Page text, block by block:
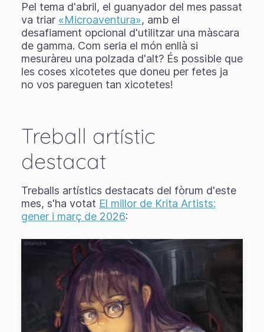
Pel tema d'abril, el guanyador del mes passat
va triar «Microaventura», amb el
desafiament opcional d'utilitzar una màscara
de gamma. Com seria el món enllà si
mesuràreu una polzada d'alt? És possible que
les coses xicotetes que doneu per fetes ja
no vos pareguen tan xicotetes!
Treball artístic
destacat
Treballs artístics destacats del fòrum d'este
mes, s'ha votat El millor de Krita Artists:
gener i març de 2026: